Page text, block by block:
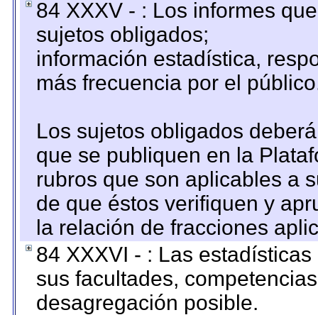
84 XXXV - : Los informes
sujetos obligados;
información estadística,
más frecuencia por el
Los sujetos obligados
que se publiquen en la
rubros que son aplicables a
de que éstos verifiquen y
la relación de fracciones
84 XXXVI - : Las
sus facultades,
desagregación posible.